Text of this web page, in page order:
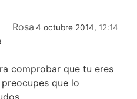
Rosa 4 octubre 2014, 12:14
comprobar que tu eres
que lo